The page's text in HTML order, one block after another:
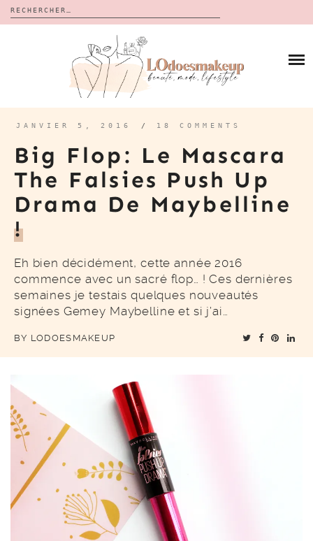
Rechercher :
CALENDRIERS DE L’AVENT
BON PLAN
À PROPOS
CONTACT
JANVIER 5, 2016 / 18 COMMENTS
Big Flop: Le Mascara
The Falsies Push Up
Drama De Maybelline
!
Eh bien décidément, cette année 2016
commence avec un sacré flop… ! Ces dernières
semaines je testais quelques nouveautés
signées Gemey Maybelline et si j’ai…
BY LODOESMAKEUP